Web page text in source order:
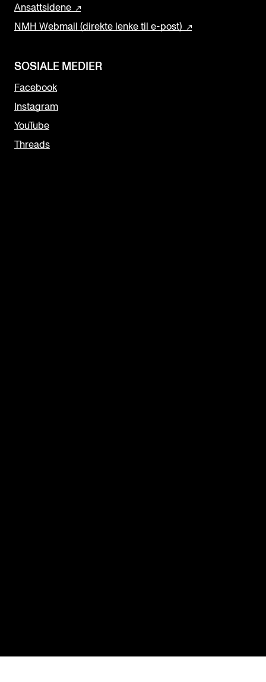
Ansattsidene
NMH Webmail (direkte lenke til e-post)
SOSIALE MEDIER
Facebook
Instagram
YouTube
Threads